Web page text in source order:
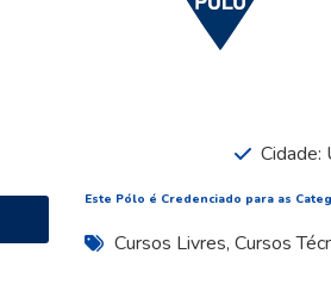
Cidade:
Este Pólo é Credenciado para as
Cursos Livres, Cursos